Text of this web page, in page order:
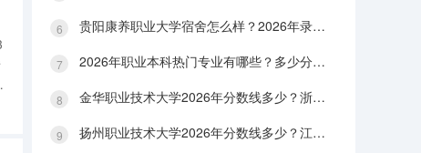
贵阳康养职业大学宿舍怎么样？2026年录取分数、费用及入学手续
2026年职业本科热门专业有哪些？多少分能上？绿牌专业有哪些？
金华职业技术大学2026年分数线多少？浙江考生563分能上吗？机械专业好就业吗？
扬州职业技术大学2026年分数线多少？江苏考生528分能上吗？医养照护好就业吗？